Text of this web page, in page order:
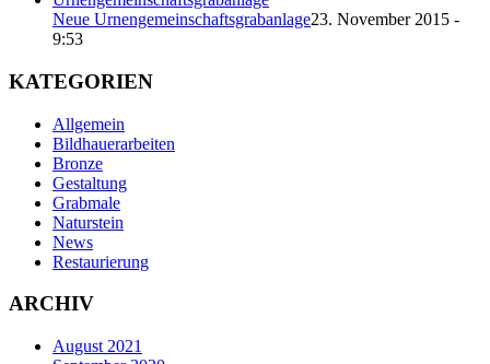
Neue Urnengemeinschaftsgrabanlage23. November 2015 -
9:53
KATEGORIEN
Allgemein
Bildhauerarbeiten
Bronze
Gestaltung
Grabmale
Naturstein
News
Restaurierung
ARCHIV
August 2021